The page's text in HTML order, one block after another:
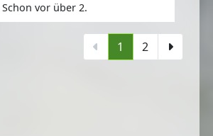
Schon vor über 2.
1 2